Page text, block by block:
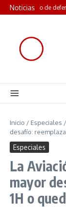
Saltar al contenido
Noticias
Libro blanco de
Inicio / Especiales /
desafío:
Especiales
La
mayor
1H o